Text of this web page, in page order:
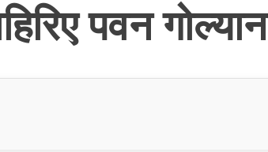
पवन गोल्यान